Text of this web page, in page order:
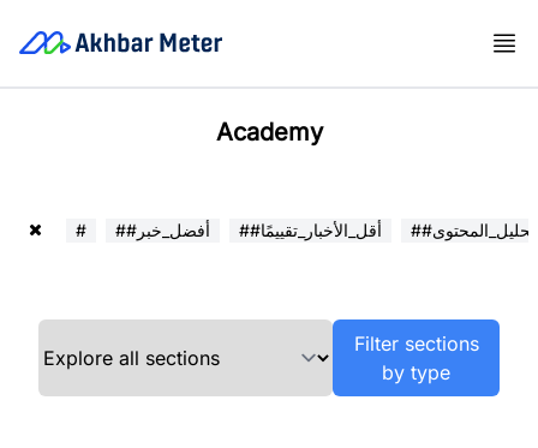
Academy
# ##أفضل_خبر ##أقل_الأخبار_تقييمًا ##تحليل_المحتوى
Filter sections
by type